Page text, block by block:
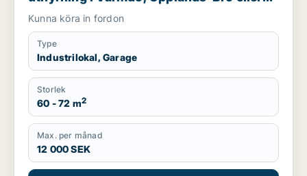
Nacka m.fl.
Kunna köra in fordon
Type
Industrilokal, Garage
Storlek
60 - 72 m2
Max. per månad
12 000 SEK